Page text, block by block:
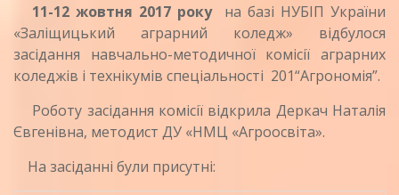
11-12 жовтня 2017 року
на базі НУБІП України
«Заліщицький аграрний коледж» відбулося
засідання навчально-методичної комісії аграрних
коледжів і технікумів спеціальності 201“Агрономія”.
Роботу засідання комісії відкрила Деркач Наталія
Євгенівна, методист ДУ «НМЦ «Агроосвіта».
На засіданні були присутні: